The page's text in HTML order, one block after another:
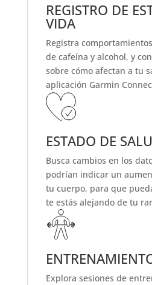
REGISTRO DE
VIDA
Registra
de cafeína y alcohol, y
sobre cómo afectan a tu
aplicación Garmin
ESTADO DE
Busca cambios en los
podrían indicar un
tu cuerpo, para que
te estás alejando de tu
Explora sesiones de